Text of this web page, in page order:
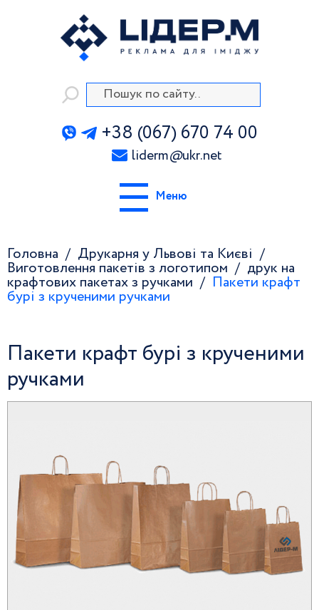
+38 (067) 670 74 00
liderm@ukr.net
Меню
Головна
Друкарня у Львові та Києві
Виготовлення пакетів з логотипом
друк на
крафтових пакетах з ручками
Пакети крафт
бурі з крученими ручками
Пакети крафт бурі з крученими
ручками